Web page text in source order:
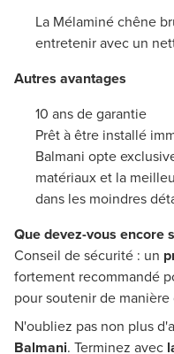
La Mélaminé chêne
entretenir avec un
Autres avantages
10 ans de garantie
Prêt à être installé
Balmani opte
matériaux et la
dans les moindres
Que devez-vous encore
Conseil de sécurité : un
fortement recommandé
pour soutenir de
N'oubliez pas non plus
Balmani. Terminez avec